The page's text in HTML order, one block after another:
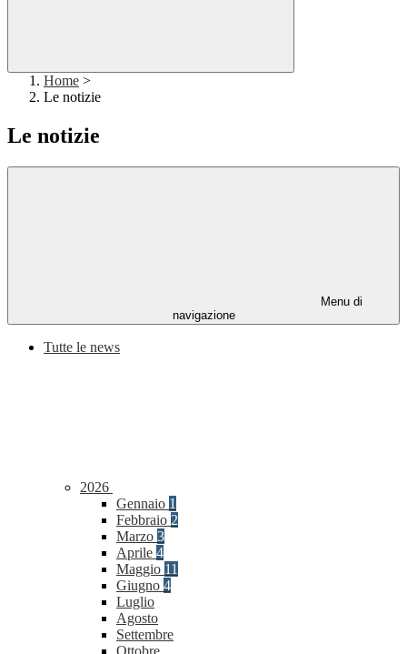
Home >
Le notizie
Le notizie
Menu di
navigazione
Tutte le news
2026
Gennaio 1
Febbraio 2
Marzo 3
Aprile 4
Maggio 11
Giugno 4
Luglio
Agosto
Settembre